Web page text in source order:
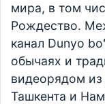
мира, в том
Рождество.
канал Dunyo
обычаях и
видеорядом
Ташкента и